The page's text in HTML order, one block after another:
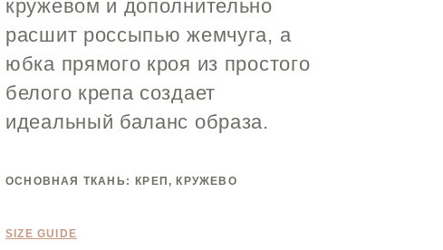
кружевом и дополнительно
расшит россыпью жемчуга, а
юбка прямого кроя из простого
белого крепа создает
идеальный баланс образа.
ОСНОВНАЯ ТКАНЬ: КРЕП, КРУЖЕВО
SIZE GUIDE